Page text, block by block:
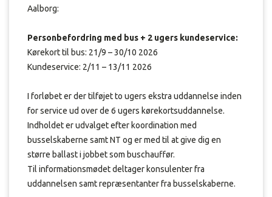
Aalborg:
Personbefordring med bus + 2 ugers kundeservice:
Kørekort til bus: 21/9 – 30/10 2026
Kundeservice: 2/11 – 13/11 2026
I forløbet er der tilføjet to ugers ekstra uddannelse inden
for service ud over de 6 ugers kørekortsuddannelse.
Indholdet er udvalget efter koordination med
busselskaberne samt NT og er med til at give dig en
større ballast i jobbet som buschauffør.
Til informationsmødet deltager konsulenter fra
uddannelsen samt repræsentanter fra busselskaberne.